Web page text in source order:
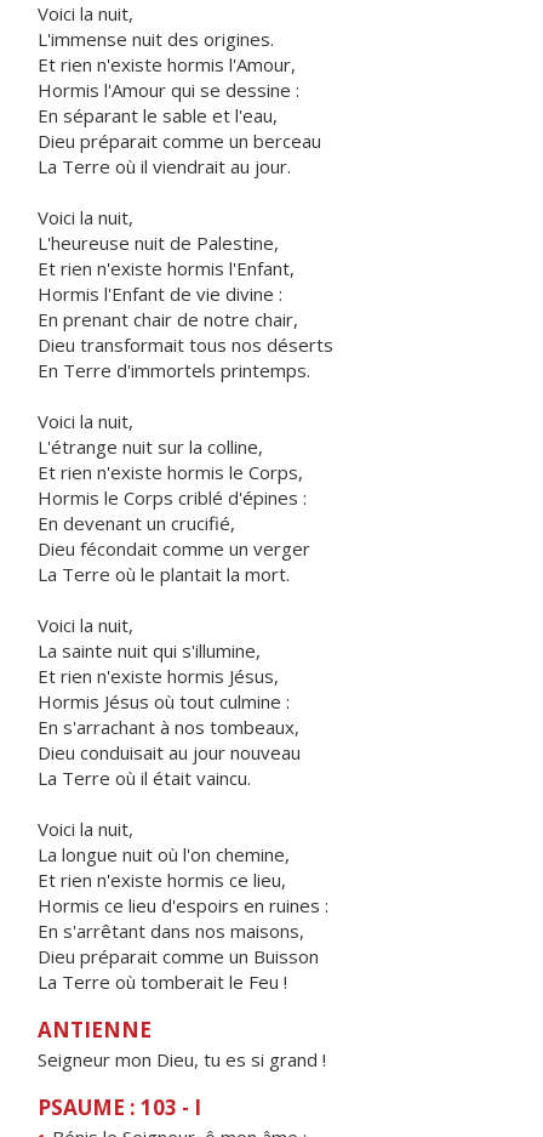
Voici la nuit,
L'immense nuit des origines.
Et rien n'existe hormis l'Amour,
Hormis l'Amour qui se dessine :
En séparant le sable et l'eau,
Dieu préparait comme un berceau
La Terre où il viendrait au jour.
Voici la nuit,
L'heureuse nuit de Palestine,
Et rien n'existe hormis l'Enfant,
Hormis l'Enfant de vie divine :
En prenant chair de notre chair,
Dieu transformait tous nos déserts
En Terre d'immortels printemps.
Voici la nuit,
L'étrange nuit sur la colline,
Et rien n'existe hormis le Corps,
Hormis le Corps criblé d'épines :
En devenant un crucifié,
Dieu fécondait comme un verger
La Terre où le plantait la mort.
Voici la nuit,
La sainte nuit qui s'illumine,
Et rien n'existe hormis Jésus,
Hormis Jésus où tout culmine :
En s'arrachant à nos tombeaux,
Dieu conduisait au jour nouveau
La Terre où il était vaincu.
Voici la nuit,
La longue nuit où l'on chemine,
Et rien n'existe hormis ce lieu,
Hormis ce lieu d'espoirs en ruines :
En s'arrêtant dans nos maisons,
Dieu préparait comme un Buisson
La Terre où tomberait le Feu !
ANTIENNE
Seigneur mon Dieu, tu es si grand !
PSAUME : 103 - I